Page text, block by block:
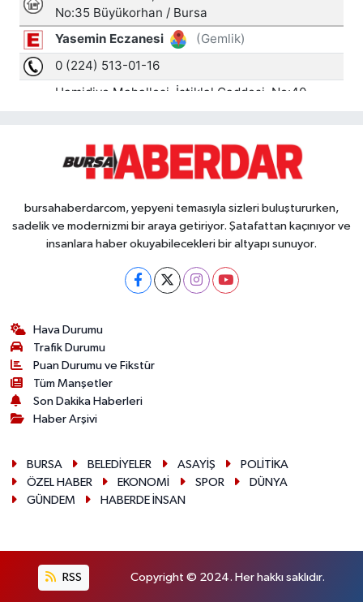
bursahaberdarcom, yepyeni temasıyla sizleri buluştururken,
sadelik ve modernizmi bir araya getiriyor. Şatafattan kaçınıyor ve
insanlara haber okuyabilecekleri bir altyapı sunuyor.
Hava Durumu
Trafik Durumu
Puan Durumu ve Fikstür
Tüm Manşetler
Son Dakika Haberleri
Haber Arşivi
BURSA BELEDİYELER ASAYİŞ
POLİTİKA
ÖZEL HABER
EKONOMİ SPOR
DÜNYA
GÜNDEM
HABERDE İNSAN
RSS Copyright © 2024. Her hakkı saklıdır.